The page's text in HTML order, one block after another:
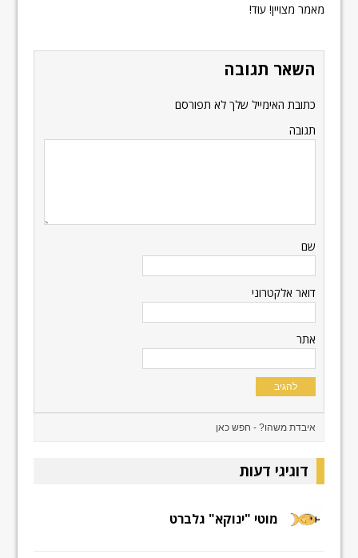
מאמר מצויין! עוד!
השאר תגובה
כתובת האימייל שלך לא תפורסם
תגובה
שם
דואר אלקטרוני
אתר
דוגיגי דעות
מוטי "ינוקא" גלברט